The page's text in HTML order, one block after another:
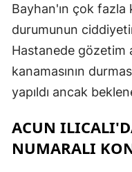
Bayhan'ın çok fazla
durumunun
Hastanede gözetim
kanamasının
yapıldı ancak
ACUN
NUMARALI